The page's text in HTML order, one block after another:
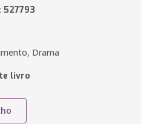
527793
Drama
livro